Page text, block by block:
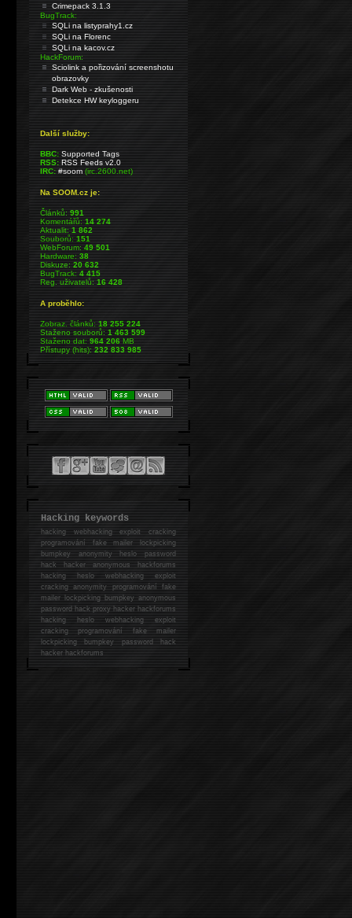
Crimepack 3.1.3
BugTrack:
SQLi na listyprahy1.cz
SQLi na Florenc
SQLi na kacov.cz
HackForum:
Sciolink a pořizování screenshotu
obrazovky
Dark Web - zkušenosti
Detekce HW keyloggeru
Další služby:
BBC: Supported Tags
RSS: RSS Feeds v2.0
IRC: #soom(irc.2600.net)
Na SOOM.cz je:
Článků:991
Komentářů:14 274
Aktualit:1 862
Souborů:151
WebForum:49 501
Hardware:38
Diskuze:20 632
BugTrack:4 415
Reg. uživatelů:16 428
A proběhlo:
Zobraz. článků:18 255 224
Staženo souborů:1 463 599
Staženo dat:964 206MB
Přístupy (hits):232 833 985
Hacking keywords
hackingwebhacking exploit cracking
programování fake mailer lockpicking
bumpkey anonymity heslo password
hackhacker anonymous hackforums
hackingheslo webhacking exploit
cracking anonymity programování fake
mailer lockpicking bumpkey anonymous
password hack proxy hacker hackforums
hacking heslo webhacking exploit
cracking programování fake mailer
lockpicking bumpkey password hack
hackerhackforums